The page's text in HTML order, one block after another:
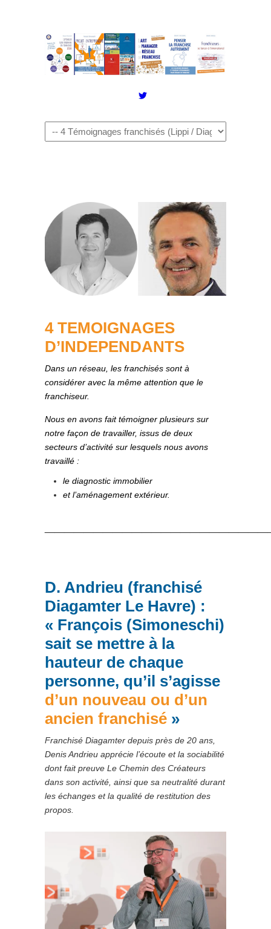
Twitter
4 TEMOIGNAGES
D’INDEPENDANTS
Dans un réseau, les franchisés sont à
considérer avec la même attention que le
franchiseur.
Nous en avons fait témoigner plusieurs sur
notre façon de travailler, issus de deux
secteurs d’activité sur lesquels nous avons
travaillé :
le diagnostic immobilier
et l’aménagement extérieur.
D. Andrieu (franchisé
Diagamter Le Havre) :
« François (Simoneschi)
sait se mettre à la
hauteur de chaque
personne, qu’il s’agisse
d’un nouveau ou d’un
ancien franchisé »
Franchisé Diagamter depuis près de 20 ans,
Denis Andrieu apprécie l’écoute et la sociabilité
dont fait preuve Le Chemin des Créateurs
dans son activité, ainsi que sa neutralité durant
les échanges et la qualité de restitution des
propos.